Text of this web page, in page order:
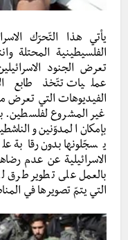
يأتي هذا التّحرّك
الفلسيطينية المحتلة
تعرض الجنود
عمليات تتّخذ طابع
الفيديوهات التي تعرض
غير المشروع لفلسطين.
بإمكان المدوّنين
يسجّلونها بدون
الاسرائيلية عن عدم
بالعمل على تطوير طرق
التي يتمّ تصويرها في